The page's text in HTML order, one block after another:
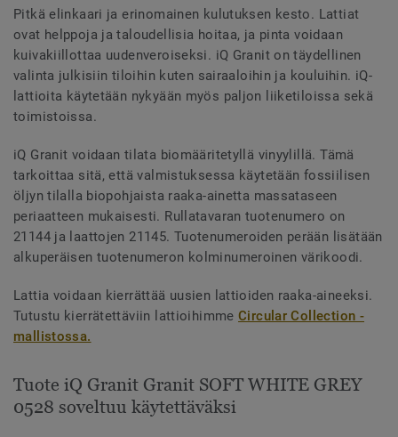
Pitkä elinkaari ja erinomainen kulutuksen kesto. Lattiat
ovat helppoja ja taloudellisia hoitaa, ja pinta voidaan
kuivakiillottaa uudenveroiseksi. iQ Granit on täydellinen
valinta julkisiin tiloihin kuten sairaaloihin ja kouluihin. iQ-
lattioita käytetään nykyään myös paljon liiketiloissa sekä
toimistoissa.
iQ Granit voidaan tilata biomääritetyllä vinyylillä. Tämä
tarkoittaa sitä, että valmistuksessa käytetään fossiilisen
öljyn tilalla biopohjaista raaka-ainetta massataseen
periaatteen mukaisesti. Rullatavaran tuotenumero on
21144 ja laattojen 21145. Tuotenumeroiden perään lisätään
alkuperäisen tuotenumeron kolminumeroinen värikoodi.
Lattia voidaan kierrättää uusien lattioiden raaka-aineeksi.
Tutustu kierrätettäviin lattioihimmeCircular Collection -
mallistossa.
Tuote iQ Granit Granit SOFT WHITE GREY
0528 soveltuu käytettäväksi